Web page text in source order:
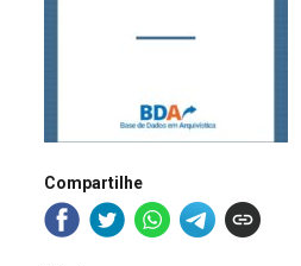
Compartilhe